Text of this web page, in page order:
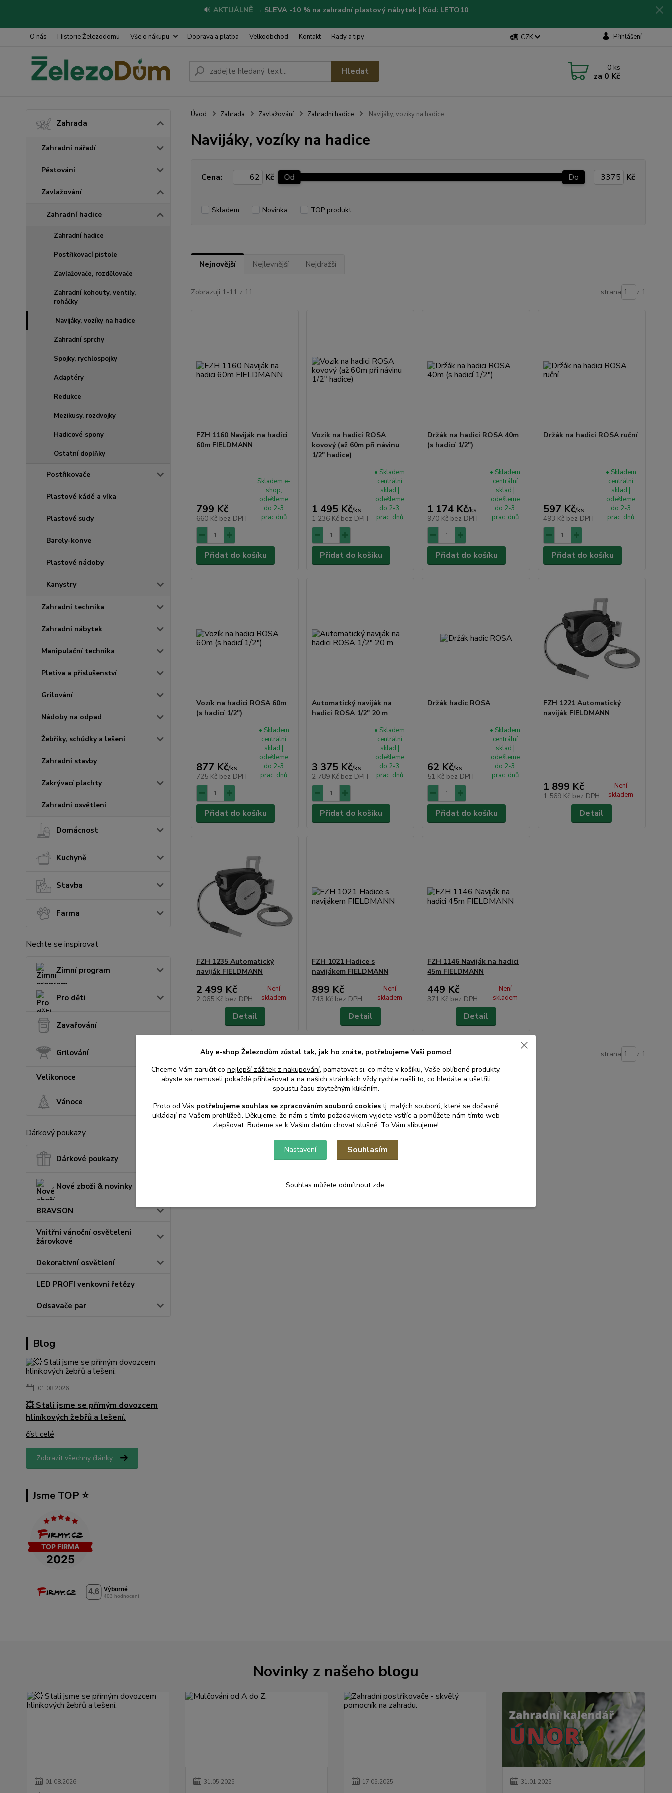
🔊 AKTUÁLNĚ → SLEVA -10 % na zahradní plastový nábytek | Kód: LETO10
O nás Historie Železodomu Vše o nákupu Doprava a platba Velkoobchod Kontakt Rady a tipy CZK Přihlášení
Hledat 0 ks
za 0 Kč
Zahrada
Zahradní nářadí
Pěstování
Zavlažování
Zahradní hadice
Zahradní hadice
Postřikovací pistole
Zavlažovače, rozdělovače
Zahradní kohouty, ventily,
roháčky
Navijáky, vozíky na hadice
Zahradní sprchy
Spojky, rychlospojky
Adaptéry
Redukce
Mezikusy, rozdvojky
Hadicové spony
Ostatní doplňky
Postřikovače
Plastové kádě a víka
Plastové sudy
Barely-konve
Plastové nádoby
Kanystry
Zahradní technika
Zahradní nábytek
Manipulační technika
Pletiva a příslušenství
Grilování
Nádoby na odpad
Žebříky, schůdky a lešení
Zahradní stavby
Zakrývací plachty
Zahradní osvětlení
Domácnost
Kuchyně
Stavba
Farma
Nechte se inspirovat
Zimní program
Pro děti
Zavařování
Grilování
Velikonoce
Vánoce
Dárkový poukazy
Dárkové poukazy
Nové zboží & novinky
BRAVSON
Vnitřní vánoční osvětelení
žárovkové
Dekorativní osvětlení
LED PROFI venkovní řetězy
Odsavače par
Blog
01.08.2026
💥 Stali jsme se přímým dovozcem
hliníkových žebřů a lešení.
číst celé
Zobrazit všechny články
Jsme TOP ⭐️
Úvod Zahrada Zavlažování Zahradní hadice Navijáky, vozíky na hadice
Navijáky, vozíky na hadice
Cena: Kč Od Do Kč
Skladem Novinka TOP produkt
Nejnovější Nejlevnější Nejdražší
Zobrazuji 1-11 z 11 strana z 1
FZH 1160 Naviják na hadici
60m FIELDMANN
799 Kč
660 Kč bez DPH
Skladem e-
shop,
odešleme
do 2-3
prac.dnů
Přidat do košíku
Vozík na hadici ROSA
kovový (až 60m při návinu
1/2" hadice)
1 495 Kč/ks
1 236 Kč bez DPH
• Skladem
centrální
sklad |
odešleme
do 2-3
prac. dnů
Přidat do košíku
Držák na hadici ROSA 40m
(s hadicí 1/2")
1 174 Kč/ks
970 Kč bez DPH
• Skladem
centrální
sklad |
odešleme
do 2-3
prac. dnů
Přidat do košíku
Držák na hadici ROSA ruční
597 Kč/ks
493 Kč bez DPH
• Skladem
centrální
sklad |
odešleme
do 2-3
prac. dnů
Přidat do košíku
Vozík na hadici ROSA 60m
(s hadicí 1/2")
877 Kč/ks
725 Kč bez DPH
• Skladem
centrální
sklad |
odešleme
do 2-3
prac. dnů
Přidat do košíku
Automatický naviják na
hadici ROSA 1/2" 20 m
3 375 Kč/ks
2 789 Kč bez DPH
• Skladem
centrální
sklad |
odešleme
do 2-3
prac. dnů
Přidat do košíku
Držák hadic ROSA
62 Kč/ks
51 Kč bez DPH
• Skladem
centrální
sklad |
odešleme
do 2-3
prac. dnů
Přidat do košíku
FZH 1221 Automatický
naviják FIELDMANN
1 899 Kč
1 569 Kč bez DPH
Není
skladem
Detail
FZH 1235 Automatický
naviják FIELDMANN
2 499 Kč
2 065 Kč bez DPH
Není
skladem
Detail
FZH 1021 Hadice s
navijákem FIELDMANN
899 Kč
743 Kč bez DPH
Není
skladem
Detail
FZH 1146 Naviják na hadici
45m FIELDMANN
449 Kč
371 Kč bez DPH
Není
skladem
Detail
strana z 1
Novinky z našeho blogu
01.08.2026 31.05.2025 17.05.2025 31.01.2025
Aby e-shop Železodům zůstal tak, jak ho znáte, potřebujeme Vaši pomoc!
Chceme Vám zaručit co nejlepší zážitek z nakupování, pamatovat si, co máte v košíku, Vaše oblíbené produkty,
abyste se nemuseli pokaždé přihlašovat a na našich stránkách vždy rychle našli to, co hledáte a ušetřili
spoustu času zbytečným klikáním.
Proto od Vás potřebujeme souhlas se zpracováním souborů cookies tj. malých souborů, které se dočasně
ukládají na Vašem prohlížeči. Děkujeme, že nám s tímto požadavkem vyjdete vstříc a pomůžete nám tímto web
zlepšovat. Budeme se k Vašim datům chovat slušně. To Vám slibujeme!
Nastavení Souhlasím
Souhlas můžete odmítnout zde.